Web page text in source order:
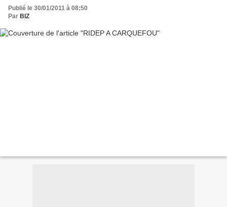
Publié le 30/01/2011 à 08:50
Par BIZ